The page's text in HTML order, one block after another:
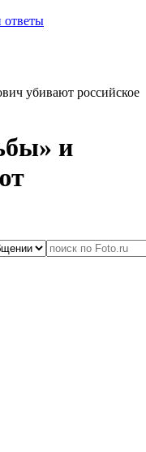
убивают российское
и